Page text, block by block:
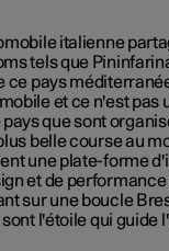
italienne
tels que
ce pays
et ce n'est pas
que sont
belle course au
une plate-forme
et de performance
sur une boucle
sont l'étoile qui guide